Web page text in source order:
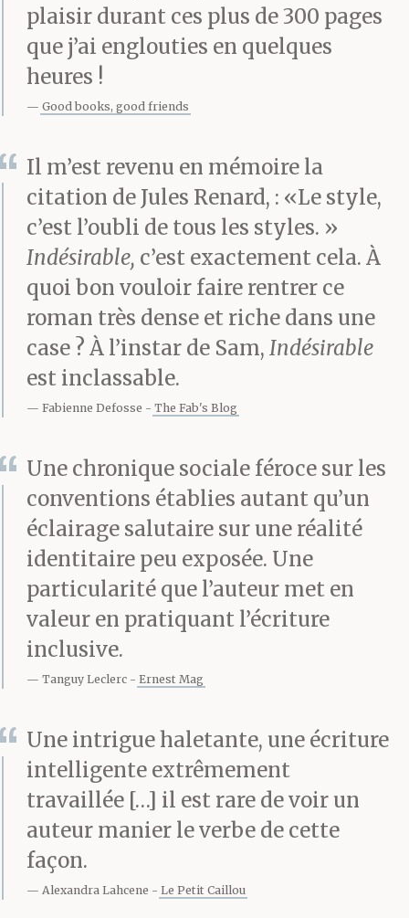
plaisir durant ces plus de 300 pages
que j’ai englouties en quelques
heures !
Good books, good friends
Il m’est revenu en mémoire la
citation de Jules Renard, : «Le style,
c’est l’oubli de tous les styles. »
Indésirable, c’est exactement cela. À
quoi bon vouloir faire rentrer ce
roman très dense et riche dans une
case ? À l’instar de Sam, Indésirable
est inclassable.
Fabienne Defosse The Fab's Blog
Une chronique sociale féroce sur les
conventions établies autant qu’un
éclairage salutaire sur une réalité
identitaire peu exposée. Une
particularité que l’auteur met en
valeur en pratiquant l’écriture
inclusive.
Tanguy Leclerc Ernest Mag
Une intrigue haletante, une écriture
intelligente extrêmement
travaillée […] il est rare de voir un
auteur manier le verbe de cette
façon.
Alexandra Lahcene Le Petit Caillou